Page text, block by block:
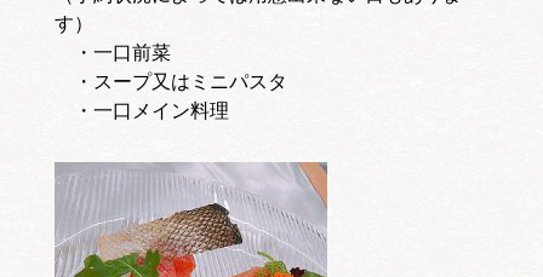
す）
・一口前菜
・スープ又はミニパスタ
・一口メイン料理